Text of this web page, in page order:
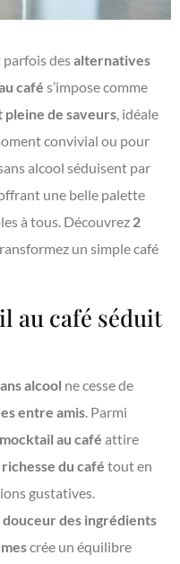
parfois desalternatives
café s’impose comme
de saveurs, idéale
convivial ou pour
alcool séduisent par
une belle palette
à tous. Découvrez 2
un simple café
au café séduit
alcool ne cesse de
entre amis. Parmi
mocktail au café attire
richesse du café tout en
gustatives.
douceur des ingrédients
crée un équilibre